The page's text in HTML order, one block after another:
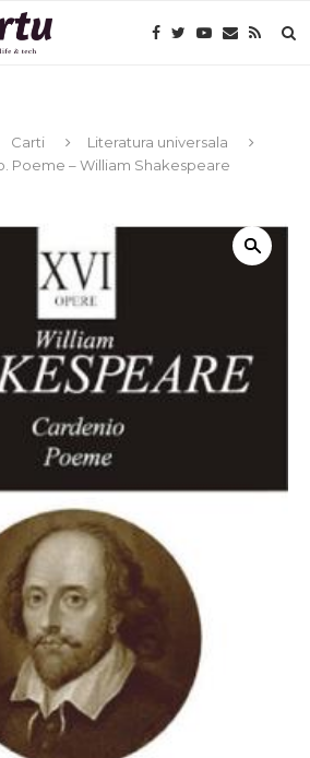
Carti
Literatura universala
Poeme – William Shakespeare